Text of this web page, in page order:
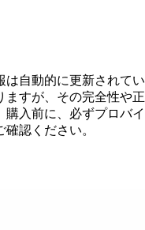
は自動的に更新されてい
ますが、その完全性や正
入前に、必ずプロバイ
認ください。